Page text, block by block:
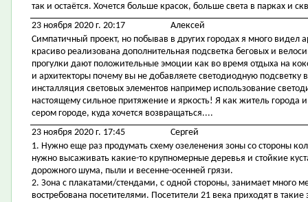
так и остаётся. Хочется больше красок, больше света в парках и
23 ноября 2020 г. 20:17
Алексей
Симпатичный проект, но побывав в других городах я много видел
красиво реализована дополнительная подсветка беговых и
прогулки дают положительные эмоции как во время отдыха на
и архитекторы почему вы не добавляете светодиодную
инсталляция световых элементов например использование
настоящему сильное притяжение и яркость! Я как житель города
сером городе, куда хочется возвращаться....
23 ноября 2020 г. 17:45
Сергей
1. Нужно еще раз продумать схему озеленения зоны со стороны
нужно высаживать какие-то крупномерные деревья и стойкие
дорожного шума, пыли и весенне-осенней грязи.
2. Зона с плакатами/стендами, с одной стороны, занимает много
востребована посетителями. Посетители 21 века приходят в